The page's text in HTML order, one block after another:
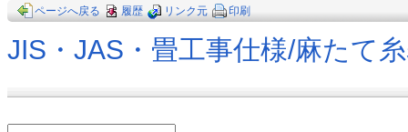
ページへ戻る 履歴 リンク元 印刷
JIS・JAS・畳工事仕様​/麻たて